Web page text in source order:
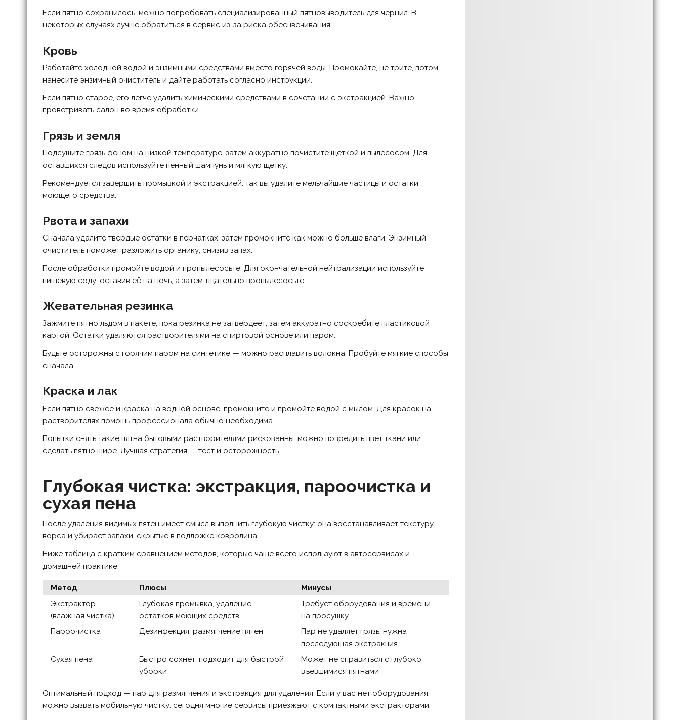
Если пятно сохранилось, можно попробовать специализированный пятновыводитель для чернил. В
некоторых случаях лучше обратиться в сервис из-за риска обесцвечивания.
Кровь
Работайте холодной водой и энзимными средствами вместо горячей воды. Промокайте, не трите, потом
нанесите энзимный очиститель и дайте работать согласно инструкции.
Если пятно старое, его легче удалить химическими средствами в сочетании с экстракцией. Важно
проветривать салон во время обработки.
Грязь и земля
Подсушите грязь феном на низкой температуре, затем аккуратно почистите щеткой и пылесосом. Для
оставшихся следов используйте пенный шампунь и мягкую щетку.
Рекомендуется завершить промывкой и экстракцией: так вы удалите мельчайшие частицы и остатки
моющего средства.
Рвота и запахи
Сначала удалите твердые остатки в перчатках, затем промокните как можно больше влаги. Энзимный
очиститель поможет разложить органику, снизив запах.
После обработки промойте водой и пропылесосьте. Для окончательной нейтрализации используйте
пищевую соду, оставив её на ночь, а затем тщательно пропылесосьте.
Жевательная резинка
Зажмите пятно льдом в пакете, пока резинка не затвердеет, затем аккуратно соскребите пластиковой
картой. Остатки удаляются растворителями на спиртовой основе или паром.
Будьте осторожны с горячим паром на синтетике — можно расплавить волокна. Пробуйте мягкие способы
сначала.
Краска и лак
Если пятно свежее и краска на водной основе, промокните и промойте водой с мылом. Для красок на
растворителях помощь профессионала обычно необходима.
Попытки снять такие пятна бытовыми растворителями рискованны: можно повредить цвет ткани или
сделать пятно шире. Лучшая стратегия — тест и осторожность.
Глубокая чистка: экстракция, пароочистка и
сухая пена
После удаления видимых пятен имеет смысл выполнить глубокую чистку: она восстанавливает текстуру
ворса и убирает запахи, скрытые в подложке ковролина.
Ниже таблица с кратким сравнением методов, которые чаще всего используют в автосервисах и
домашней практике.
Метод Плюсы
Минусы
Экстрактор
(влажная чистка)
Глубокая промывка, удаление
остатков моющих средств
Требует оборудования и времени
на просушку
Пароочистка
Дезинфекция, размягчение пятен
Пар не удаляет грязь, нужна
последующая экстракция
Сухая пена
Быстро сохнет, подходит для быстрой
уборки
Может не справиться с глубоко
въевшимися пятнами
Оптимальный подход — пар для размягчения и экстракция для удаления. Если у вас нет оборудования,
можно вызвать мобильную чистку: сегодня многие сервисы приезжают с компактными экстракторами.